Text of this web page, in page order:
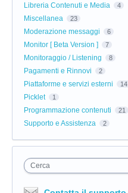
Libreria Contenuti e Media 4
Miscellanea 23
Moderazione messaggi 6
Monitor [ Beta Version ] 7
Monitoraggio / Listening 8
Pagamenti e Rinnovi 2
Piattaforme e servizi esterni 14
Picklet 1
Programmazione contenuti 21
Supporto e Assistenza 2
Cerca